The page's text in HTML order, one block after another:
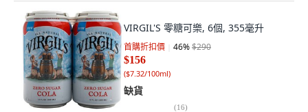
VIRGIL'S 零糖可樂, 6個, 355毫升
首購折扣價 46%$290
$156
($7.32/100ml)
缺貨
(16)